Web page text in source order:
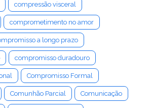
compressão visceral
comprometimento no amor
a longo prazo
compromisso duradouro
Compromisso Formal
Comunhão Parcial Comunicação